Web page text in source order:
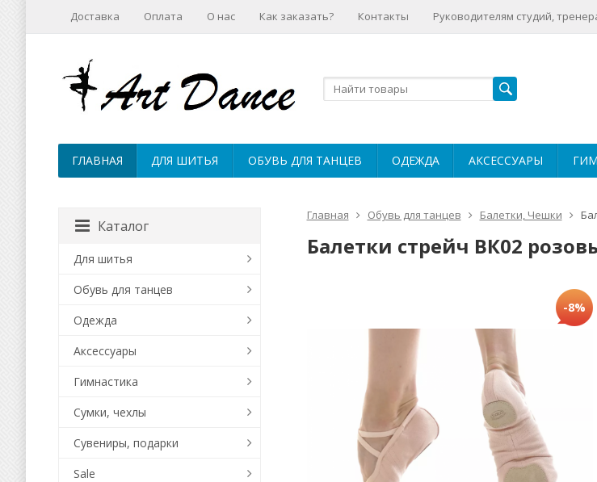
Доставка Оплата О нас Как заказать? Контакты Руководителям студий,
ГЛАВНАЯ ДЛЯ ШИТЬЯ ОБУВЬ ДЛЯ ТАНЦЕВ ОДЕЖДА АКСЕССУАРЫ
Главная Обувь для танцев Балетки, Чешки
Балетки стрейч ВК02
-8%
Каталог
Для шитья
Обувь для танцев
Одежда
Аксессуары
Гимнастика
Сумки, чехлы
Сувениры, подарки
Sale